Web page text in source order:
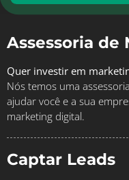
Assessoria de
Quer investir em
Nós temos uma
ajudar você e a sua
marketing digital.
Captar Leads